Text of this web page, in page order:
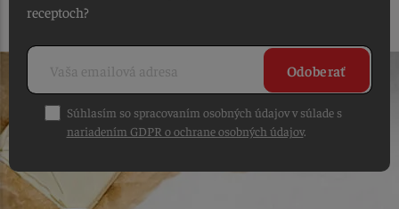
receptoch?
Odoberať
Súhlasím so spracovaním osobných údajov v súlade s
nariadením GDPR o ochrane osobných údajov.